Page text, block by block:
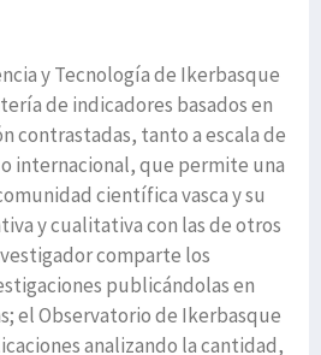
y Tecnología de Ikerbasque
de indicadores basados en
contrastadas, tanto a escala de
internacional, que permite una
científica vasca y su
y cualitativa con las de otros
comparte los
publicándolas en
el Observatorio de Ikerbasque
analizando la cantidad,